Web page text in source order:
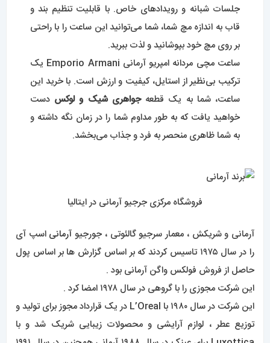
جلسات شبانه و رویدادهای خاص. با قابلیت تنظیم بند و
قاب به اندازه مچ شما، شما می‌توانید این ساعت را با راحتی
بر روی مچ خود بپوشانید و لذت ببرید.
ساعت مچی مردانه امپریو آرمانی Emporio Armani یک
ترکیب بی‌نظیر از استایل، کیفیت و ارزش است. با خرید این
ساعت، شما به یک قطعهجواهری شیک و لوکس دست
خواهید یافت که به طور مداوم شما را در زمان نگه داشته و
به شما ظاهری منحصر به فرد و جذاب می‌بخشد.
فروشگاه مرکزی جرجیو آرمانی در ایتالیا
آرمانی و شریکش ، معمار سرجیو گالئوتی ، جورجیو آرمانی اسپ آی
را در سال ۱۹۷۵ تاسیس کردند که بر اساس گزارش ها بر اساس پول
حاصل از فروش فولکس واگن آرمانی بود .
این شرکت مجوزی را با گروهی در سال ۱۹۷۸ امضا کرد .
این شرکت در سال ۱۹۸۰ با L’Oreal در یک قرارداد مجوز برای تولید و
توزیع عطر ، لوازم آرایشی و محصولات زیبایی شریک شد و با